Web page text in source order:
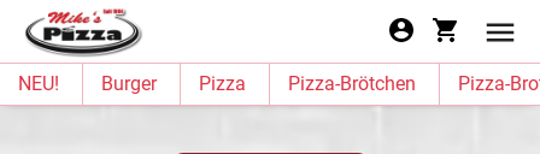
NEU! Burger Pizza Pizza-Brötchen Pizza-